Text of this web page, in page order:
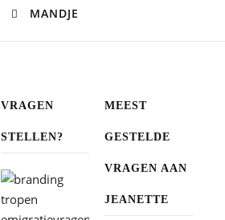
MANDJE
VRAGEN
STELLEN?
MEEST
GESTELDE
VRAGEN AAN
JEANETTE